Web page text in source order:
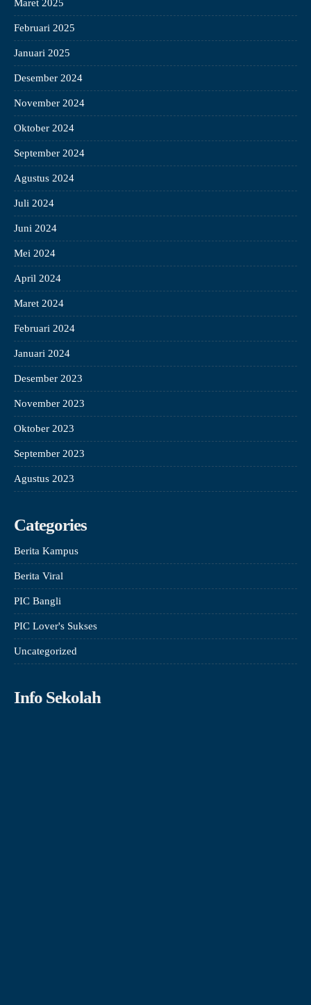
Maret 2025
Februari 2025
Januari 2025
Desember 2024
November 2024
Oktober 2024
September 2024
Agustus 2024
Juli 2024
Juni 2024
Mei 2024
April 2024
Maret 2024
Februari 2024
Januari 2024
Desember 2023
November 2023
Oktober 2023
September 2023
Agustus 2023
Categories
Berita Kampus
Berita Viral
PIC Bangli
PIC Lover's Sukses
Uncategorized
Info Sekolah